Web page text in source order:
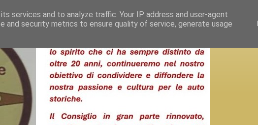
services and to analyze traffic. Your IP address and user-agent
and security metrics to ensure quality of service, generate usage